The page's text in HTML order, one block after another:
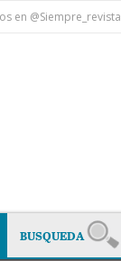
en @Siempre_revista